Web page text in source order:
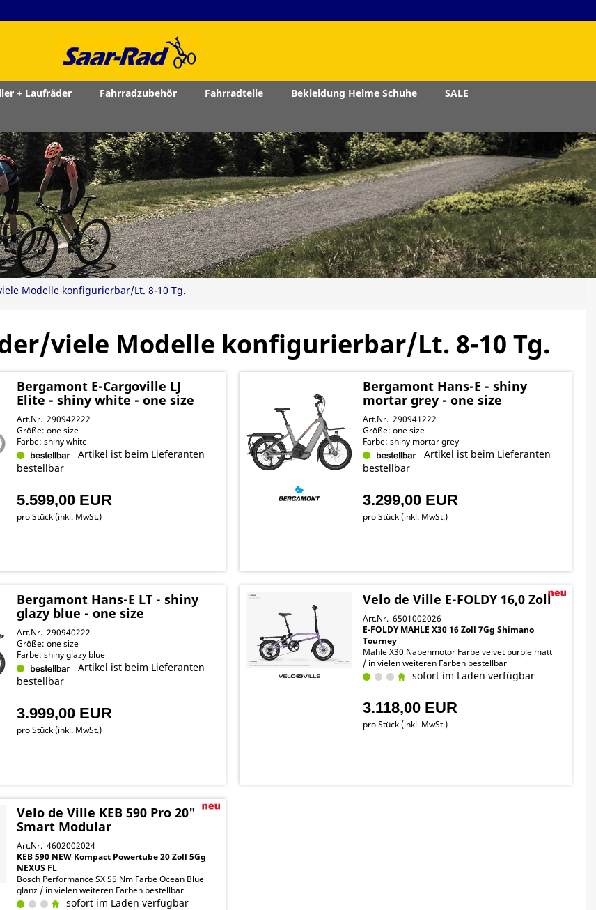
+ Laufräder Fahrradzubehör Fahrradteile Bekleidung Helme Schuhe
SALE
Modelle konfigurierbar/Lt. 8-10 Tg.
viele Modelle konfigurierbar/Lt. 8-10 Tg.
Bergamont E-Cargoville LJ
Elite - shiny white - one size
Art.Nr. 290942222
Größe: one size
Farbe: shiny white
Artikel ist beim Lieferanten
bestellbar
5.599,00 EUR
pro Stück (inkl. MwSt.)
Bergamont Hans-E - shiny
mortar grey - one size
Art.Nr. 290941222
Größe: one size
Farbe: shiny mortar grey
Artikel ist beim Lieferanten
bestellbar
3.299,00 EUR
pro Stück (inkl. MwSt.)
Bergamont Hans-E LT - shiny
glazy blue - one size
Art.Nr. 290940222
Größe: one size
Farbe: shiny glazy blue
Artikel ist beim Lieferanten
bestellbar
3.999,00 EUR
pro Stück (inkl. MwSt.)
Velo de Ville E-FOLDY 16,0 Zoll
Art.Nr. 6501002026
E-FOLDY MAHLE X30 16 Zoll 7Gg Shimano
Tourney
Mahle X30 Nabenmotor Farbe velvet purple matt
/ in vielen weiteren Farben bestellbar
sofort im Laden verfügbar
3.118,00 EUR
pro Stück (inkl. MwSt.)
Velo de Ville KEB 590 Pro 20"
Smart Modular
Art.Nr. 4602002024
KEB 590 NEW Kompact Powertube 20 Zoll 5Gg
NEXUS FL
Bosch Performance SX 55 Nm Farbe Ocean Blue
glanz / in vielen weiteren Farben bestellbar
sofort im Laden verfügbar